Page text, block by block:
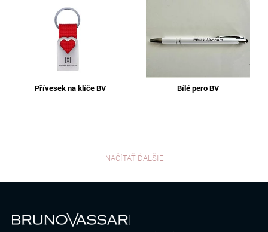
Přívesek na klíče BV Bílé pero BV
NAČÍTAŤ ĎALŠIE